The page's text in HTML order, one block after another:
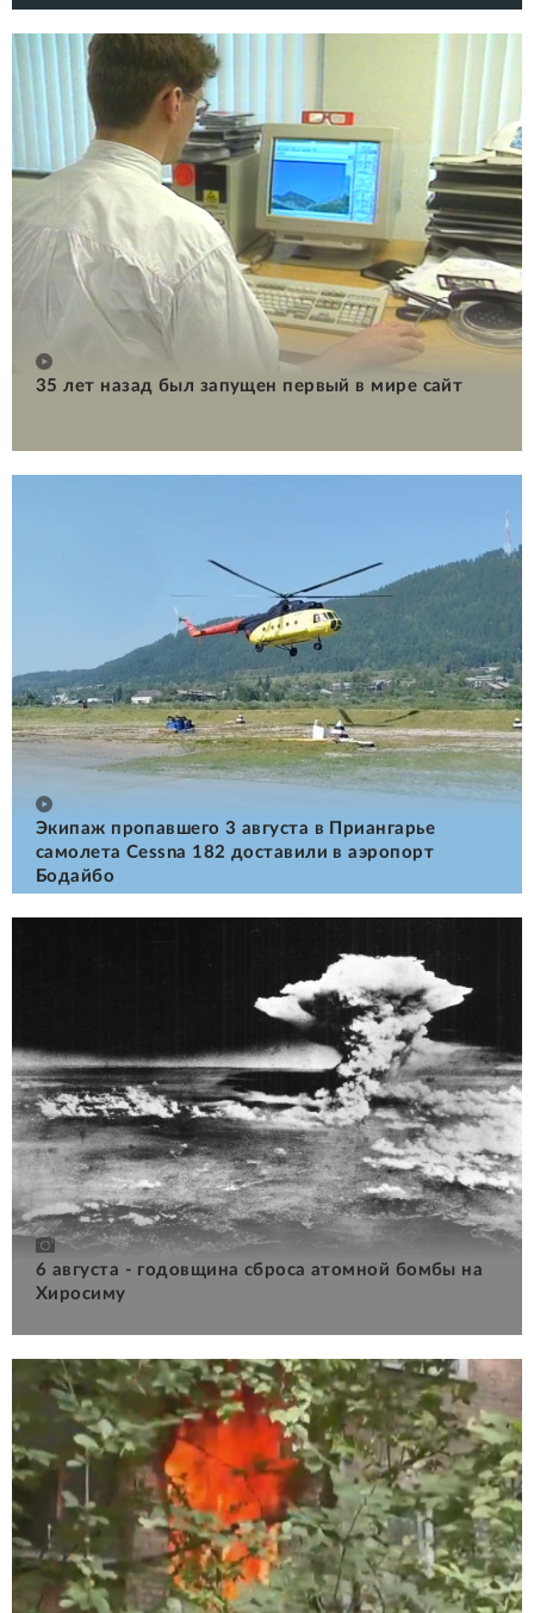
35 лет назад был запущен первый в мире сайт
Экипаж пропавшего 3 августа в Приангарье
самолета Cessna 182 доставили в аэропорт
Бодайбо
6 августа - годовщина сброса атомной бомбы на
Хиросиму